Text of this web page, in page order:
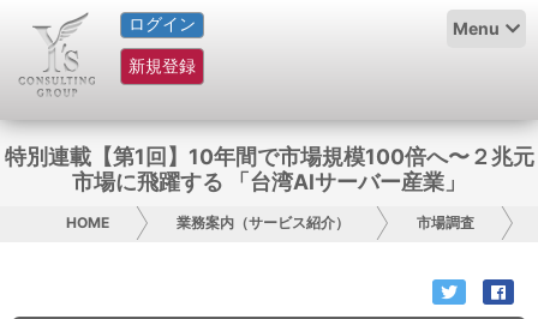
ログイン
新規登録
Menu
HOME
サービス紹介
コラム
グループ概要
お問い合わせ
特別連載【第1回】10年間で市場規模100倍へ〜２兆元
市場に飛躍する 「台湾AIサーバー産業」
HOME 業務案内（サービス紹介） 市場調査